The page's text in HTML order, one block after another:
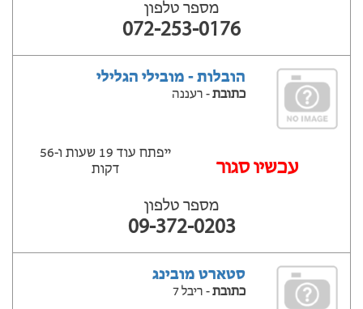
מספר טלפון
072-253-0176
הובלות - מובילי הגלילי
כתובת- רעננה
עכשיו סגור
ייפתח עוד 19 שעות ‫ו-56
דקות
מספר טלפון
09-372-0203
סטארט מובינג
כתובת- ריבל 7